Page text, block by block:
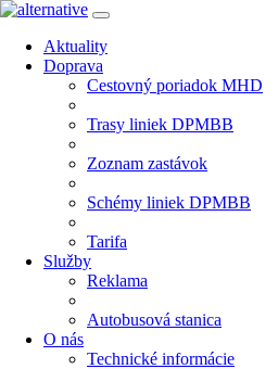
Aktuality
Doprava
Cestovný poriadok MHD
Trasy liniek DPMBB
Zoznam zastávok
Schémy liniek DPMBB
Tarifa
Služby
Reklama
Autobusová stanica
O nás
Technické informácie